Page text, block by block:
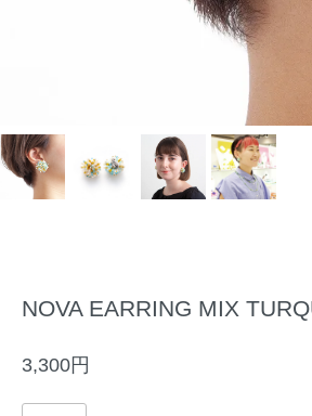
NOVA EARRING MIX
3,300円